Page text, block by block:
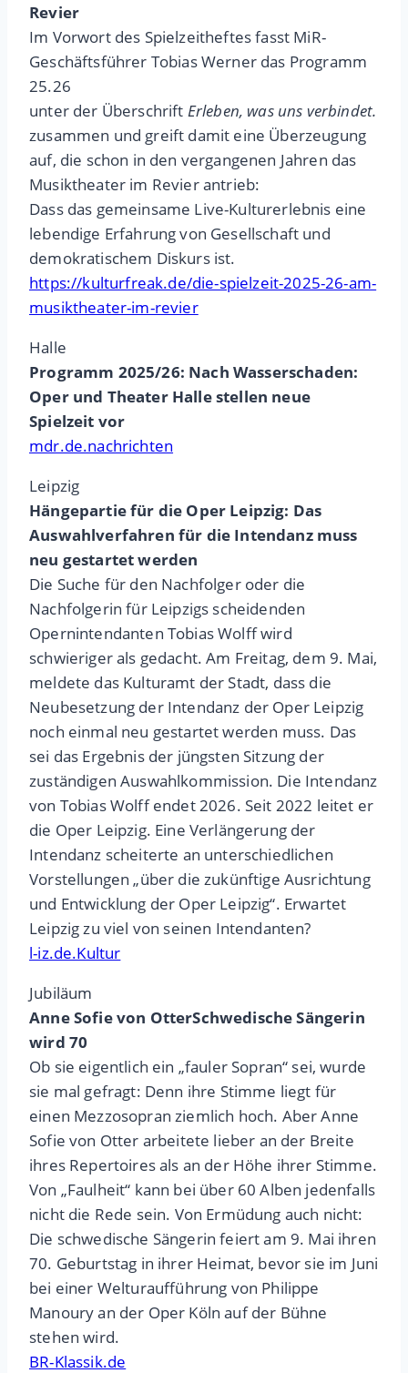
Revier
Im Vorwort des Spielzeitheftes fasst MiR-
Geschäftsführer Tobias Werner das Programm
25.26
unter der Überschrift Erleben, was uns verbindet.
zusammen und greift damit eine Überzeugung
auf, die schon in den vergangenen Jahren das
Musiktheater im Revier antrieb:
Dass das gemeinsame Live-Kulturerlebnis eine
lebendige Erfahrung von Gesellschaft und
demokratischem Diskurs ist.
https://kulturfreak.de/die-spielzeit-2025-26-am-
musiktheater-im-revier
Halle
Programm 2025/26: Nach Wasserschaden:
Oper und Theater Halle stellen neue
Spielzeit vor
mdr.de.nachrichten
Leipzig
Hängepartie für die Oper Leipzig: Das
Auswahlverfahren für die Intendanz muss
neu gestartet werden
Die Suche für den Nachfolger oder die
Nachfolgerin für Leipzigs scheidenden
Opernintendanten Tobias Wolff wird
schwieriger als gedacht. Am Freitag, dem 9. Mai,
meldete das Kulturamt der Stadt, dass die
Neubesetzung der Intendanz der Oper Leipzig
noch einmal neu gestartet werden muss. Das
sei das Ergebnis der jüngsten Sitzung der
zuständigen Auswahlkommission. Die Intendanz
von Tobias Wolff endet 2026. Seit 2022 leitet er
die Oper Leipzig. Eine Verlängerung der
Intendanz scheiterte an unterschiedlichen
Vorstellungen „über die zukünftige Ausrichtung
und Entwicklung der Oper Leipzig“. Erwartet
Leipzig zu viel von seinen Intendanten?
l-iz.de.Kultur
Jubiläum
Anne Sofie von OtterSchwedische Sängerin
wird 70
Ob sie eigentlich ein „fauler Sopran“ sei, wurde
sie mal gefragt: Denn ihre Stimme liegt für
einen Mezzosopran ziemlich hoch. Aber Anne
Sofie von Otter arbeitete lieber an der Breite
ihres Repertoires als an der Höhe ihrer Stimme.
Von „Faulheit“ kann bei über 60 Alben jedenfalls
nicht die Rede sein. Von Ermüdung auch nicht:
Die schwedische Sängerin feiert am 9. Mai ihren
70. Geburtstag in ihrer Heimat, bevor sie im Juni
bei einer Welturaufführung von Philippe
Manoury an der Oper Köln auf der Bühne
stehen wird.
BR-Klassik.de